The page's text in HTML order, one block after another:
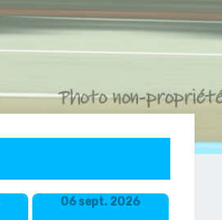
06 sept. 2026